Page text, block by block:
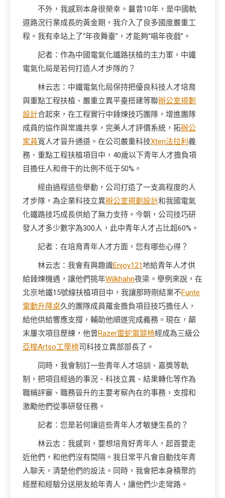
不外，我感到本身很榮幸。曩昔10年，是中國軌
道路況行業成長的黃金期，我介入了良多國度嚴重工
程。我有幸站上了“年夜舞臺”，才能夠“唱年夜戲”。
記者：作為中國電氣化鐵路扶植的主力軍，中鐵
電氣化局是若何打造人才步隊的？
林云志：中鐵電氣化局保持把優良科技人才培育
與重點工程扶植、嚴重立異平臺搭建等聯辦公室規劃
設計合起來，在工程實行中錘煉技巧團隊，增進團隊
成員的協作與常識共享，完美人才評價系統，拓辦公
家具寬人才晉升通道。在公司嚴重科技Xten法拉利 義
務、重點工程扶植項目中，40歲以下青年人才擔負項
目擔任人和骨干的比例不低于50%。
經由過程這些舉動，公司打造了一支高程度的人
才步隊，為企業科技立異辦公室規劃設計和我國電氣
化鐵路技巧成長供給了無力支持。今朝，公司技巧研
發人才多少數字為300人，此中青年人才占比超60%。
記者：在培育青年人才方面，您有哪些心得？
林云志：我會有興趣識Enjoy121地給青年人才供
給錘煉機遇，讓他們挑年Wilkhahn夜梁。舉例來說，在
北京地鐵15號線扶植項目中，我讓那時剛結業不Funte
電動升降桌久的團隊成員羅金擔負項目技巧擔任人，
給他供給響應支撐，輔助他順遂完成義務。現在，顛
末屢次項目歷練，他曾Razer雷蛇電競椅經成為三級公
亞梭Artso工學椅司科技立異部部長了。
同時，我會制訂一些青年人才培訓、嘉獎等軌
制，把項目經過的事況、科技立異、結果轉化等作為
職稱評審、職務晉升的主要考察內在的事務，支撐和
激勵他們從事研發任務。
記者：您是若何讓這些青年人才敏捷生長的？
林云志：我感到，要想培育好青年人，起首要走
近他們，和他們沒有間隔。我日常平凡會自動找年青
人聊天，清楚他們的設法。同時，我會把本身積聚的
經歷和經驗分送朋友給年青人，讓他們少走彎路。